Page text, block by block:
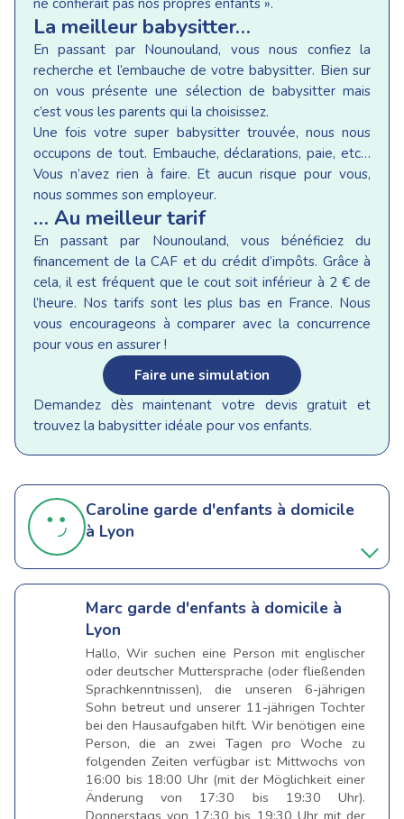
ne confierait pas nos propres enfants ».
La meilleur babysitter…
En passant par Nounouland, vous nous confiez la
recherche et l’embauche de votre babysitter. Bien sur
on vous présente une sélection de babysitter mais
c’est vous les parents qui la choisissez.
Une fois votre super babysitter trouvée, nous nous
occupons de tout. Embauche, déclarations, paie, etc…
Vous n’avez rien à faire. Et aucun risque pour vous,
nous sommes son employeur.
… Au meilleur tarif
En passant par Nounouland, vous bénéficiez du
financement de la CAF et du crédit d’impôts. Grâce à
cela, il est fréquent que le cout soit inférieur à 2 € de
l’heure. Nos tarifs sont les plus bas en France. Nous
vous encourageons à comparer avec la concurrence
pour vous en assurer !
Faire une simulation
Demandez dès maintenant votre devis gratuit et
trouvez la babysitter idéale pour vos enfants.
Caroline garde d'enfants à domicile
à Lyon
Marc garde d'enfants à domicile à
Lyon
Hallo, Wir suchen eine Person mit englischer
oder deutscher Muttersprache (oder fließenden
Sprachkenntnissen), die unseren 6-jährigen
Sohn betreut und unserer 11-jährigen Tochter
bei den Hausaufgaben hilft. Wir benötigen eine
Person, die an zwei Tagen pro Woche zu
folgenden Zeiten verfügbar ist: Mittwochs von
16:00 bis 18:00 Uhr (mit der Möglichkeit einer
Änderung von 17:30 bis 19:30 Uhr).